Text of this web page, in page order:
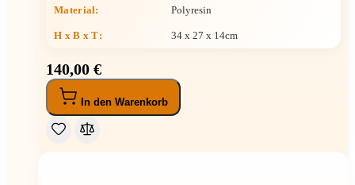
Material: Polyresin
H x B x T: 34 x 27 x 14cm
140,00 €
In den Warenkorb